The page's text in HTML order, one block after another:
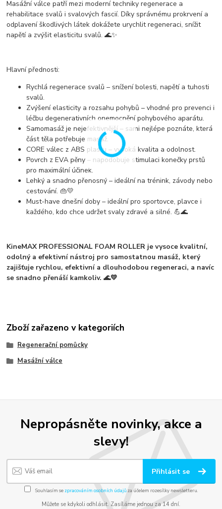
Masážní válce patří mezimoderní techniky regenerace a
rehabilitace svalů i svalových fascií. Díky správnému prokrvení a
odplavení škodlivých látek dokážeteurychlit regeneraci, snížit
napětí a zvýšit elasticitu svalů. 🌊✨
Hlavní přednosti:
Rychlá regenerace svalů – snížení bolesti, napětí a tuhosti
svalů.
Zvýšení elasticity a rozsahu pohybů – vhodné pro prevenci i
léčbu degenerativních onemocnění pohybového aparátu.
Samomasáž je nejefektivnější – sami nejlépe poznáte, která
část těla potřebuje masáž.
CORE válec z ABS plastu – vysoká kvalita a odolnost.
Povrch z EVA pěny – napodobuje stimulaci konečky prstů
pro maximální účinek.
Lehký a snadno přenosný – ideální na trénink, závody nebo
cestování. 👜💛
Must-have dnešní doby – ideální pro sportovce, plavce i
každého, kdo chce udržet svaly zdravé a silné. 💪🌊
KineMAX PROFESSIONAL FOAM ROLLER jevysoce kvalitní,
odolný a efektivní nástroj pro samostatnou masáž, který
zajišťuje rychlou, efektivní a dlouhodobou regeneraci, a navíc
se snadno přenáší kamkoliv. 🌊💛
Zboží zařazeno v kategoriích
Regenerační pomůcky
Masážní válce
Nepropásněte novinky, akce a
slevy!
Přihlásit se
Souhlasím se zpracováním osobních údajůza účelem rozesílky newsletteru.
Můžete se kdykoli odhlásit. Zasíláme jednou za 14 dní.